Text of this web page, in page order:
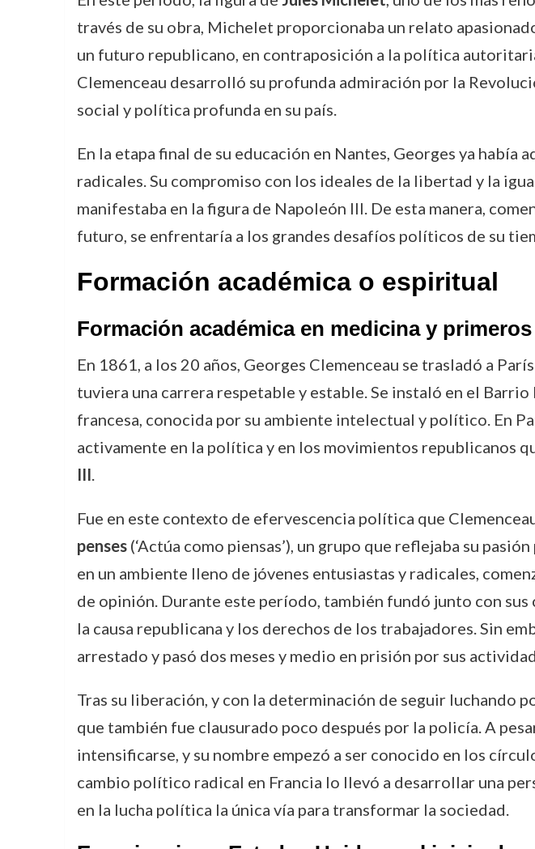
través de su obra, Michelet proporcionaba un relato
un futuro republicano, en contraposición a la política
Clemenceau desarrolló su profunda admiración por la
social y política profunda en su país.
En la etapa final de su educación en Nantes, Georges ya
radicales. Su compromiso con los ideales de la libertad y la
manifestaba en la figura de Napoleón III. De esta manera,
futuro, se enfrentaría a los grandes desafíos políticos de su
Formación académica o espiritual
Formación académica en medicina y
En 1861, a los 20 años, Georges Clemenceau se trasladó a
tuviera una carrera respetable y estable. Se instaló en el
francesa, conocida por su ambiente intelectual y político. En
activamente en la política y en los movimientos republicanos
III.
Fue en este contexto de efervescencia política que
penses(‘Actúa como piensas’), un grupo que reflejaba su
en un ambiente lleno de jóvenes entusiastas y radicales,
de opinión. Durante este período, también fundó junto con
la causa republicana y los derechos de los trabajadores. Sin
arrestado y pasó dos meses y medio en prisión por sus
Tras su liberación, y con la determinación de seguir luchando
que también fue clausurado poco después por la policía. A
intensificarse, y su nombre empezó a ser conocido en los
cambio político radical en Francia lo llevó a desarrollar una
en la lucha política la única vía para transformar la sociedad.